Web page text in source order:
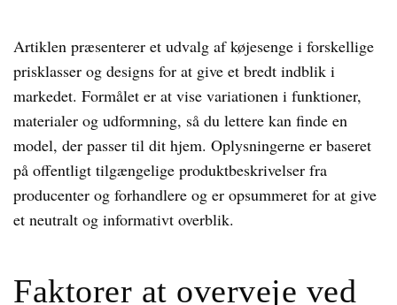
Artiklen præsenterer et udvalg af køjesenge i forskellige
prisklasser og designs for at give et bredt indblik i
markedet. Formålet er at vise variationen i funktioner,
materialer og udformning, så du lettere kan finde en
model, der passer til dit hjem. Oplysningerne er baseret
på offentligt tilgængelige produktbeskrivelser fra
producenter og forhandlere og er opsummeret for at give
et neutralt og informativt overblik.
Faktorer at overveje ved